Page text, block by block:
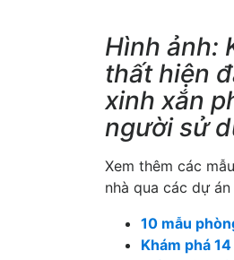
Hình ảnh:
thất hiện
xinh xắn
người sử
Xem thêm các
nhà qua các dự
10 mẫu
Khám phá